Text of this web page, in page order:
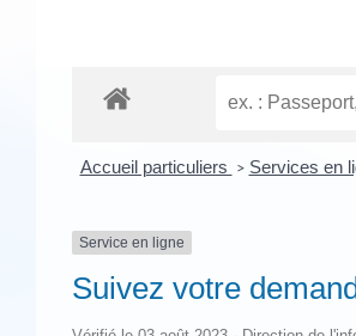
Accueil particuliers > Services en
Service en ligne
Suivez votre